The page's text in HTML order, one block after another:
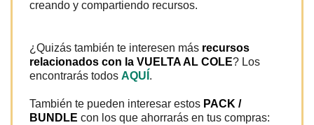
creando y compartiendo recursos.
¿Quizás también te interesen más recursos
relacionados con la VUELTA AL COLE? Los
encontrarás todos AQUÍ .
También te pueden interesar estos PACK /
BUNDLE con los que ahorrarás en tus compras: